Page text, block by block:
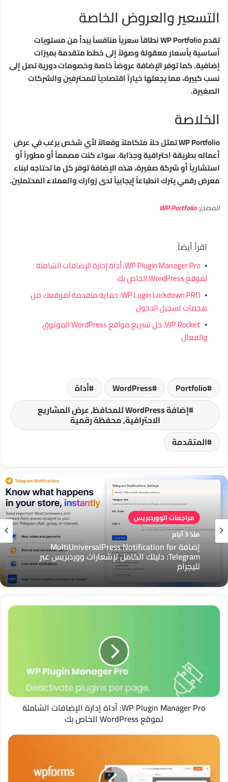
التسعير والعروض الخاصة
تقدم WP Portfolio نطاقاً سعرياً منافساً يبدأ من مستويات
أساسية بأسعار معقولة وصولاً إلى خطط متقدمة بميزات
إضافية. كما توفر الإضافة عروضاً خاصة وخصومات دورية تصل إلى
نسب كبيرة، مما يجعلها خياراً اقتصادياً للمحترفين والشركات
الصغيرة.
الخلاصة
WP Portfolio تمثل حلاً متكاملاً وفعالاً لأي شخص يرغب في عرض
أعماله بطريقة احترافية وجذابة. سواء كنت مصمماً أو مطوراً أو
استشارياً أو شركة صغيرة، هذه الإضافة توفر كل ما تحتاجه لبناء
معرض رقمي يترك انطباعاً إيجابياً لدى زوارك والعملاء المحتملين.
المصدر:WP Portfolio
اقرأ أيضاً
▪
WP Plugin Manager Pro: أداة إدارة الإضافات الشاملة
لموقع WordPress الخاص بك
▪
WP Login Lockdown PRO: حماية متقدمة لموقعك من
هجمات تسجيل الدخول
▪
WP Rocket: حل تسريع مواقع WordPress الموثوق
والفعال
Portfolio
WordPress
أداة
إضافة WordPress للمحافظ, عرض المشاريع
الاحترافية, محفظة رقمية
المتقدمة
مراجعات الووردبريس
منذ 3 أيام
إضافة MultiUniversalPress Notification for
Telegram: دليلك الكامل لإشعارات ووردبريس عبر
تليجرام
WP
الإضافات
الشاملة
لموقع
WordPress
WP Plugin Manager Pro: أداة إدارة الإضافات الشاملة
لموقع WordPress الخاص بك
WPforms
الأمثل